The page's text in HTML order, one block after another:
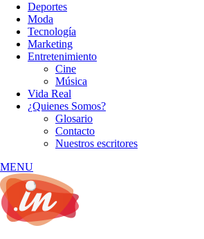
Deportes
Moda
Tecnología
Marketing
Entretenimiento
Cine
Música
Vida Real
¿Quienes Somos?
Glosario
Contacto
Nuestros escritores
MENU